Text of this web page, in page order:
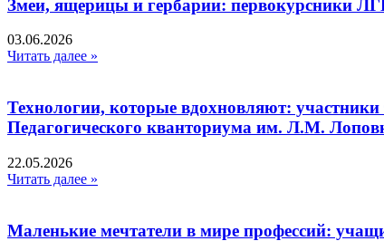
Змеи, ящерицы и гербарии: первокурсники
03.06.2026
Читать далее »
Технологии, которые вдохновляют:
Педагогического кванториума им. Л.М.
22.05.2026
Читать далее »
Маленькие мечтатели в мире профессий: